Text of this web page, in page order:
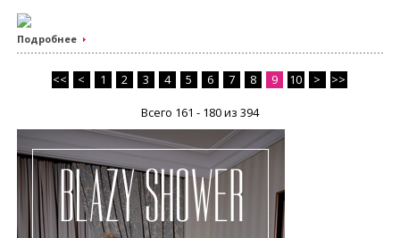
Подробнее
<< < 1 2 3 4 5 6 7 8 9 10 > >>
Всего 161 - 180 из 394